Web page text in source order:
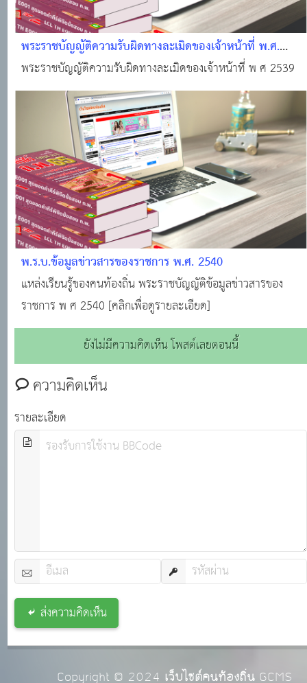
พระราชบัญญัติความรับผิดทางละเมิดของเจ้าหน้าที่ พ.ศ.
2539
พระราชบัญญัติความรับผิดทางละเมิดของเจ้าหน้าที่ พ ศ 2539
พ.ร.บ.ข้อมูลข่าวสารของราชการ พ.ศ. 2540
แหล่งเรียนรู้ของคนท้องถิ่น พระราชบัญญัติข้อมูลข่าวสารของ
ราชการ พ ศ 2540 [คลิกเพื่อดูรายละเอียด]
ยังไม่มีความคิดเห็น โพสต์เลยตอนนี้
ความคิดเห็น
รายละเอียด
ส่งความคิดเห็น
Copyright © 2024 เว็บไซต์คนท้องถิ่นGCMS